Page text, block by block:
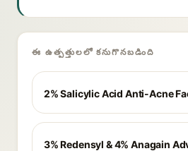
ఈ ఉత్పత్తులలో కనుగొనబడింది
2% Salicylic Acid Anti-Acne
3% Redensyl & 4% Anagain